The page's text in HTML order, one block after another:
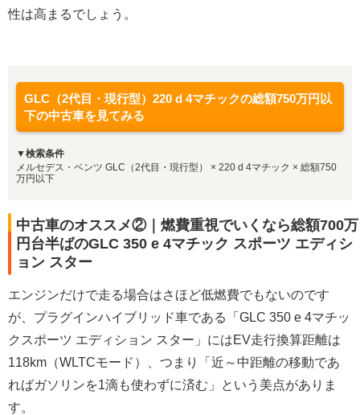
性は高まるでしょう。
GLC（2代目・現行型）220 d 4マチックの総額750万円以
下の中古車を見てみる
▼検索条件
メルセデス・ベンツ GLC（2代目・現行型） × 220 d 4マチック × 総額750
万円以下
中古車のオススメ②｜燃費重視でいくなら総額700万
円台半ばのGLC 350 e 4マチック スポーツ エディシ
ョン スター
エンジンだけで走る場合はさほど低燃費でもないのです
が、プラグインハイブリッド車である「GLC 350 e 4マチッ
クスポーツ エディション スター」にはEV走行換算距離は
118km（WLTCモード）、つまり「近～中距離の移動であ
ればガソリンを1滴も使わずに済む」という美点がありま
す。